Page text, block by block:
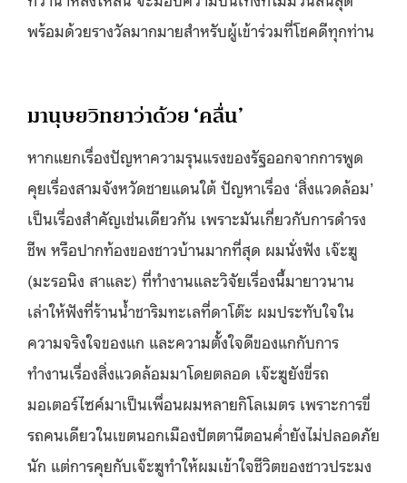
พร้อมด้วยรางวัลมากมายสำหรับผู้เข้าร่วมที่โชคดีทุกท่าน
มานุษยวิทยาว่าด้วย‘คลื่น’
หากแยกเรื่องปัญหาความรุนแรงของรัฐออกจากการพูด
คุยเรื่องสามจังหวัดชายแดนใต้ ปัญหาเรื่อง ‘สิ่งแวดล้อม’
เป็นเรื่องสำคัญเช่นเดียวกัน เพราะมันเกี่ยวกับการดำรง
ชีพ หรือปากท้องของชาวบ้านมากที่สุด ผมนั่งฟัง เจ๊ะฆู
(มะรอนิง สาและ) ที่ทำงานและวิจัยเรื่องนี้มายาวนาน
เล่าให้ฟังที่ร้านน้ำชาริมทะเลที่ดาโต๊ะ ผมประทับใจใน
ความจริงใจของแก และความตั้งใจดีของแกกับการ
ทำงานเรื่องสิ่งแวดล้อมมาโดยตลอด เจ๊ะฆูยังขี่รถ
มอเตอร์ไซค์มาเป็นเพื่อนผมหลายกิโลเมตร เพราะการขี่
รถคนเดียวในเขตนอกเมืองปัตตานีตอนค่ำยังไม่ปลอดภัย
นัก แต่การคุยกับเจ๊ะฆูทำให้ผมเข้าใจชีวิตของชาวประมง